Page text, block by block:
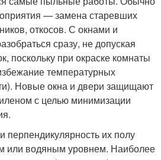
— замена старевших
откосов. С окнами и
сразу, не допуская
поскольку при окраске комнаты
температурных
Новые окна и двери защищают
с целью минимизации
перпендикулярность их полу
или водяным уровнем. Наиболее